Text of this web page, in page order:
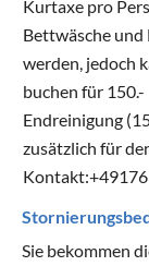
Kurtaxe pro
Bettwäsche
werden, jedoch
buchen für 150.-
Endreinigung
zusätzlich für
Sie bekommen